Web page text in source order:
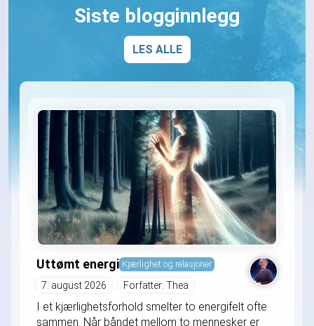
Siste blogginnlegg
LES ALLE
Uttømt energi Kjærlighet og relasjoner
7. august 2026 Forfatter: Thea
I et kjærlighetsforhold smelter to energifelt ofte
sammen. Når båndet mellom to mennesker er